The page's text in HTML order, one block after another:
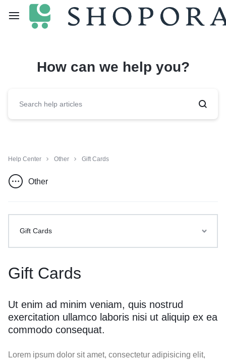
How can we help you?
Help Center Other Gift Cards
Other
Gift Cards
Ut enim ad minim veniam, quis nostrud
exercitation ullamco laboris nisi ut aliquip ex ea
commodo consequat.
Lorem ipsum dolor sit amet, consectetur adipisicing elit,
Gift Cards